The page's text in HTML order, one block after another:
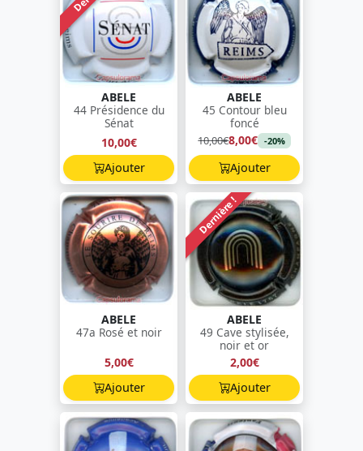
ABELE
44 Présidence du
Sénat
10,00€
Ajouter
ABELE
45 Contour bleu
foncé
10,00€8,00€ -20%
Ajouter
ABELE
47a Rosé et noir
5,00€
Ajouter
Dernière !
ABELE
49 Cave stylisée,
noir et or
2,00€
Ajouter